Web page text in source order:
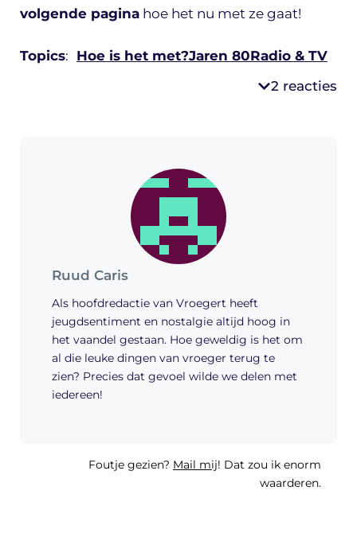
volgende pagina hoe het nu met ze gaat!
Topics: Hoe is het met?Jaren 80Radio & TV
2 reacties
Ruud Caris
Als hoofdredactie van Vroegert heeft
jeugdsentiment en nostalgie altijd hoog in
het vaandel gestaan. Hoe geweldig is het om
al die leuke dingen van vroeger terug te
zien? Precies dat gevoel wilde we delen met
iedereen!
Foutje gezien? Mail mij! Dat zou ik enorm
waarderen.